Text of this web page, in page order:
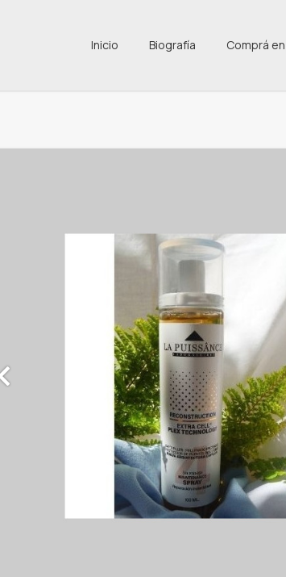
Inicio Biografía Comprá